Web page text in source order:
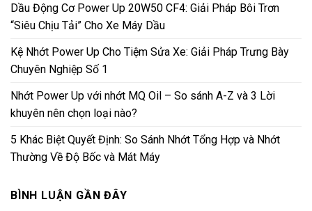
Dầu Động Cơ Power Up 20W50 CF4: Giải Pháp Bôi Trơn
“Siêu Chịu Tải” Cho Xe Máy Dầu
Kệ Nhớt Power Up Cho Tiệm Sửa Xe: Giải Pháp Trưng Bày
Chuyên Nghiệp Số 1
Nhớt Power Up với nhớt MQ Oil – So sánh A-Z và 3 Lời
khuyên nên chọn loại nào?
5 Khác Biệt Quyết Định: So Sánh Nhớt Tổng Hợp và Nhớt
Thường Về Độ Bốc và Mát Máy
BÌNH LUẬN GẦN ĐÂY